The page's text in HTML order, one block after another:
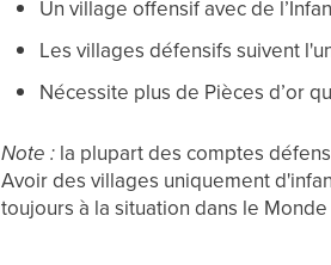
Un village offensif avec de
Les villages défensifs suivent
Nécessite plus de Pièces d’or
Note : la plupart des comptes
Avoir des villages uniquement
toujours à la situation dans le